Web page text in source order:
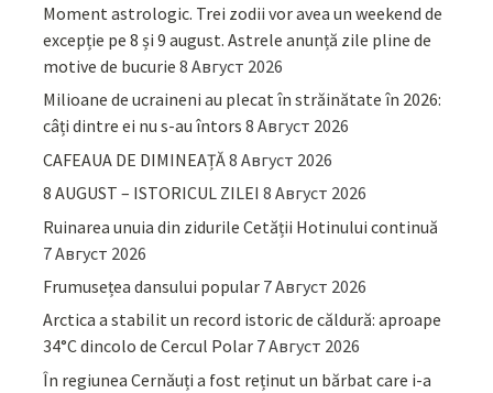
Moment astrologic. Trei zodii vor avea un weekend de
excepție pe 8 și 9 august. Astrele anunță zile pline de
motive de bucurie 8 Август 2026
Milioane de ucraineni au plecat în străinătate în 2026:
câți dintre ei nu s-au întors 8 Август 2026
CAFEAUA DE DIMINEAȚĂ8 Август 2026
8 AUGUST – ISTORICUL ZILEI 8 Август 2026
Ruinarea unuia din zidurile Cetății Hotinului continuă
7 Август 2026
Frumusețea dansului popular 7 Август 2026
Arctica a stabilit un record istoric de căldură: aproape
34°C dincolo de Cercul Polar 7 Август 2026
În regiunea Cernăuți a fost reținut un bărbat care i-a